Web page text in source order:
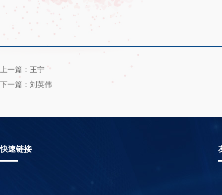
上一篇：王宁
下一篇：刘英伟
快速链接